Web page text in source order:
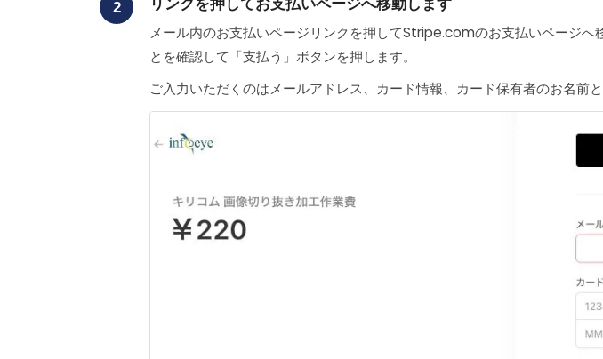
2
メール内のお支払いページリンクを押してStripe.comのお支払いページ
とを確認して「支払う」ボタンを押します。
ご入力いただくのはメールアドレス、カード情報、カード保有者のお名